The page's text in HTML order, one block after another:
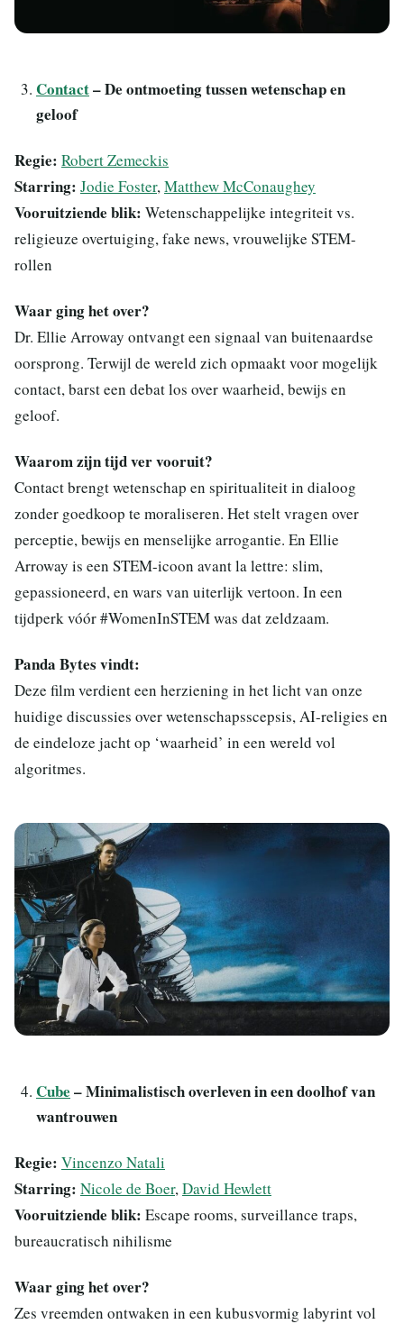
Contact– De ontmoeting tussen wetenschap en
geloof
Regie: Robert Zemeckis
Starring: Jodie Foster,Matthew McConaughey
Vooruitziende blik: Wetenschappelijke integriteit vs.
religieuze overtuiging, fake news, vrouwelijke STEM-
rollen
Waar ging het over?
Dr. Ellie Arroway ontvangt een signaal van buitenaardse
oorsprong. Terwijl de wereld zich opmaakt voor mogelijk
contact, barst een debat los over waarheid, bewijs en
geloof.
Waarom zijn tijd ver vooruit?
Contact brengt wetenschap en spiritualiteit in dialoog
zonder goedkoop te moraliseren. Het stelt vragen over
perceptie, bewijs en menselijke arrogantie. En Ellie
Arroway is een STEM-icoon avant la lettre: slim,
gepassioneerd, en wars van uiterlijk vertoon. In een
tijdperk vóór #WomenInSTEM was dat zeldzaam.
Panda Bytes vindt:
Deze film verdient een herziening in het licht van onze
huidige discussies over wetenschapsscepsis, AI-religies en
de eindeloze jacht op ‘waarheid’ in een wereld vol
algoritmes.
Cube – Minimalistisch overleven in een doolhof van
wantrouwen
Regie: Vincenzo Natali
Starring: Nicole de Boer,David Hewlett
Vooruitziende blik: Escape rooms, surveillance traps,
bureaucratisch nihilisme
Waar ging het over?
Zes vreemden ontwaken in een kubusvormig labyrint vol